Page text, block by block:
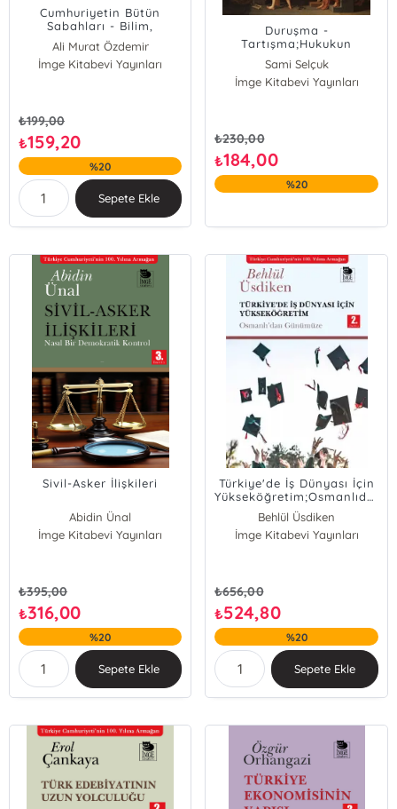
Cumhuriyetin Bütün
Sabahları - Bilim,
Emperyalizm ve Türkiye
Üzerine Söyleşi
Ali Murat Özdemir
İmge Kitabevi Yayınları
₺199,00
₺159,20
%20
Sepete Ekle
Duruşma -
Tartışma;Hukukun
Gözünde "Kesinlikle
Geçersiz Duruşma"lar ve
Bu Duruşmaların
Sami Selçuk
İmge Kitabevi Yayınları
₺230,00
₺184,00
%20
Sivil-Asker İlişkileri
Abidin Ünal
İmge Kitabevi Yayınları
₺395,00
₺316,00
%20
Sepete Ekle
Türkiye'de İş Dünyası İçin
Yükseköğretim;Osmanlıdan
Günümüze
Behlül Üsdiken
İmge Kitabevi Yayınları
₺656,00
₺524,80
%20
Sepete Ekle